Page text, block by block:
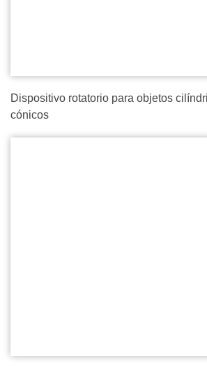
Dispositivo rotatorio para objetos
cónicos